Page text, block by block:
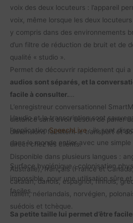
voix des deux locuteurs : l’appareil
voix, même lorsque les deux
y compris dans des environnements
d’un filtre de réduction de bruit et de
qualité « studio ».
Permet de découvrir rapidement qui a
audios sont séparés, et la
facile à consulter.
L’enregistreur conversationnel
distance sans avoir besoin de parler
dimensions facilitent le transport et
direct chez les clients.
Disponible dans plusieurs langues :
Australie), français (France et
catalan, danois, espagnol, finnois,
italien, néerlandais, norvégien,
suédois et tchèque.
L’audio et la transcription sont
l’applicationSpeechLive: ils sont
dans le monde entier avec une
Surface hygiénique : colonisation
impossible, pour une utilisation sûre
faciles.
Sa petite taille lui permet d’être